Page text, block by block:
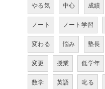
やる気 中心 成績
ノート ノート学習
変わる 悩み 塾長
変更 授業 低学年
数学 英語 叱る